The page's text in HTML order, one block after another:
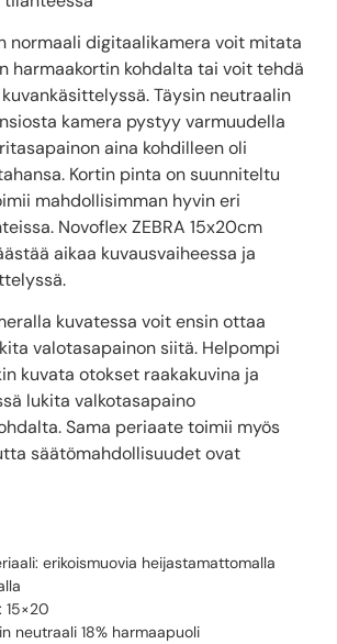
normaali digitaalikamera voit mitata
harmaakortin kohdalta tai voit tehdä
Täysin neutraalin
kamera pystyy varmuudella
aina kohdilleen oli
Kortin pinta on suunniteltu
mahdollisimman hyvin eri
Novoflex ZEBRA 15x20cm
aikaa kuvausvaiheessa ja
kuvatessa voit ensin ottaa
valotasapainon siitä. Helpompi
kuvata otokset raakakuvina ja
lukita valkotasapaino
Sama periaate toimii myös
säätömahdollisuudet ovat
erikoismuovia heijastamattomalla
15×20
neutraali 18% harmaapuoli